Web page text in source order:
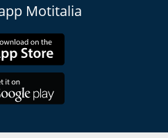
Motitalia